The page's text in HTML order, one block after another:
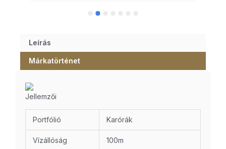
Leírás
Márkatörténet
Jellemzői
Portfólió Karórák
Vízállóság 100m